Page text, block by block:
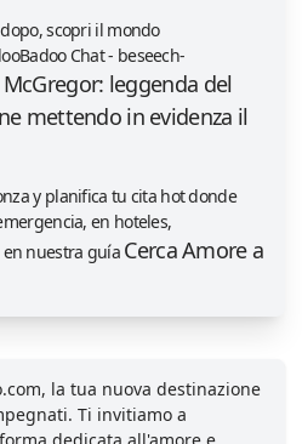
scopri il mondo
Chat - beseech-
leggenda del
mettendo in evidenza il
y planifica tu cita hot donde
en hoteles,
nuestra guía Cerca Amore a
la tua nuova destinazione
Ti invitiamo a